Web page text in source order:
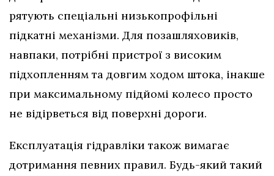
рятують спеціальні низькопрофільні
підкатні механізми. Для позашляховиків,
навпаки, потрібні пристрої з високим
підхопленням та довгим ходом штока, інакше
при максимальному підйомі колесо просто
не відірветься від поверхні дороги.
Експлуатація гідравліки також вимагає
дотримання певних правил. Будь-який такий